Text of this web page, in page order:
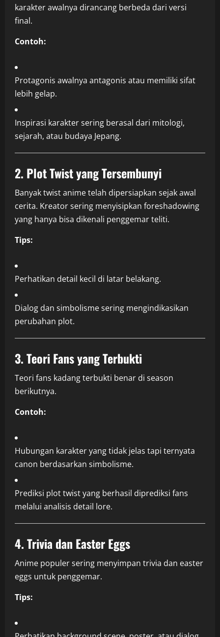
karakter awalnya dirancang berbeda dari versi
final.
Contoh:
Protagonis awalnya antagonis atau memiliki sifat
lebih gelap.
Inspirasi karakter sering berasal dari mitologi,
sejarah, atau budaya Jepang.
2. Plot Twist yang Tersembunyi
Banyak twist anime telah dipersiapkan sejak awal
cerita. Kreator sering menyisipkan foreshadowing
yang hanya bisa dikenali penggemar teliti.
Tips:
Perhatikan detail kecil di latar belakang.
Dialog dan simbolisme sering mengindikasikan
perubahan plot.
3. Teori Fans yang Terbukti
Teori fans kadang terbukti benar di season
berikutnya.
Contoh:
Hubungan karakter yang tidak jelas tapi ternyata
canon berdasarkan simbolisme.
Prediksi plot twist yang berhasil diprediksi fans
melalui analisis detail lore.
4. Trivia dan Easter Eggs
Anime populer sering menyimpan trivia dan easter
eggs untuk penggemar.
Tips: